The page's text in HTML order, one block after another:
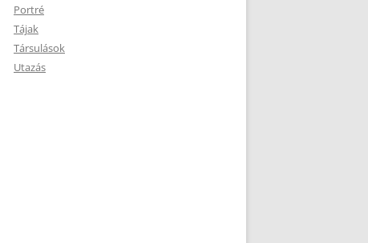
Portré
Tájak
Társulások
Utazás